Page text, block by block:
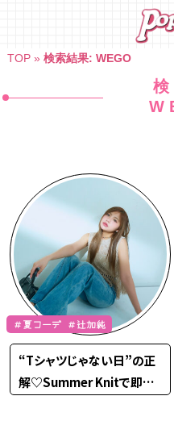
TOP» 検索結果: WEGO
＃夏コーデ ＃辻加純
“Tシャツじゃない日”の正
解♡Summer Knitで即シ